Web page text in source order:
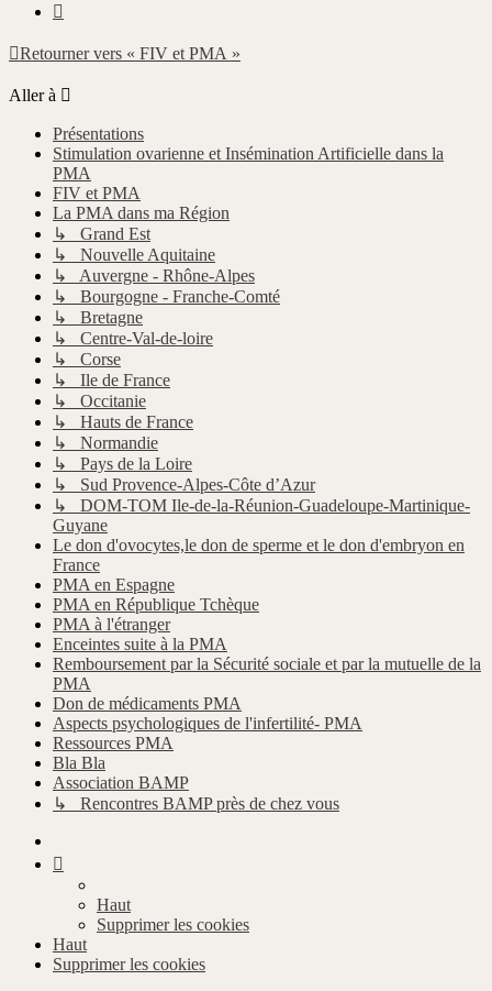
Retourner vers « FIV et PMA »
Aller à
Présentations
Stimulation ovarienne et Insémination Artificielle dans la
PMA
FIV et PMA
La PMA dans ma Région
↳ Grand Est
↳ Nouvelle Aquitaine
↳ Auvergne - Rhône-Alpes
↳ Bourgogne - Franche-Comté
↳ Bretagne
↳ Centre-Val-de-loire
↳ Corse
↳ Ile de France
↳ Occitanie
↳ Hauts de France
↳ Normandie
↳ Pays de la Loire
↳ Sud Provence-Alpes-Côte d’Azur
↳ DOM-TOM Ile-de-la-Réunion-Guadeloupe-Martinique-
Guyane
Le don d'ovocytes,le don de sperme et le don d'embryon en
France
PMA en Espagne
PMA en République Tchèque
PMA à l'étranger
Enceintes suite à la PMA
Remboursement par la Sécurité sociale et par la mutuelle de la
PMA
Don de médicaments PMA
Aspects psychologiques de l'infertilité- PMA
Ressources PMA
Bla Bla
Association BAMP
↳ Rencontres BAMP près de chez vous
Haut
Supprimer les cookies
Haut
Supprimer les cookies